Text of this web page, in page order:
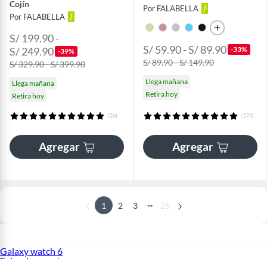
Cojín
Por FALABELLA
S/ 199.90 -
S/ 249.90 -39%
S/ 329.90 - S/ 399.90
Llega mañana
Retira hoy
(26)
Agregar
Por FALABELLA
S/ 59.90 - S/ 89.90 -33%
S/ 89.90 - S/ 149.90
Llega mañana
Retira hoy
(573)
Agregar
1 2 3 ... 25
Galaxy watch 6